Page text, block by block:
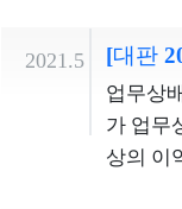
을 고려
후에 입
을 부양
인정하
한, 무차
금이 초
본적으
고하고
의 성립
조정결
선택할
제기하
한다.
무를 담
심원의
연령을
갖추고
2021.5 [대판
업무상
가 업무
상의 이